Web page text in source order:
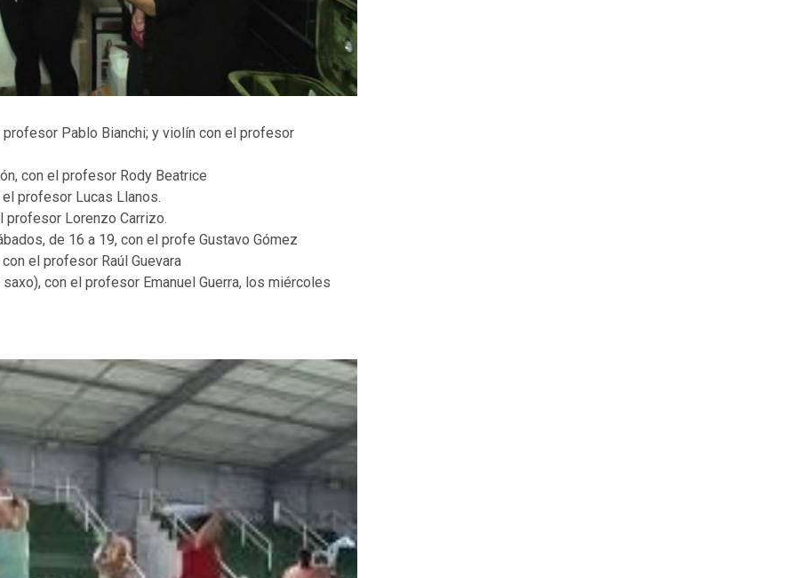
Pablo Bianchi; y violín con el profesor
con el profesor Rody Beatrice
profesor Lucas Llanos.
profesor Lorenzo Carrizo.
de 16 a 19, con el profe Gustavo Gómez
el profesor Raúl Guevara
con el profesor Emanuel Guerra, los miércoles